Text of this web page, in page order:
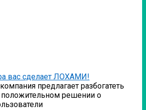
вас сделает ЛОХАМИ!
предлагает разбогатеть
положительном решении о